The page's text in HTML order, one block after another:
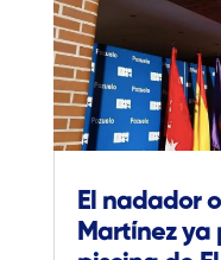
El nadador
Martínez ya